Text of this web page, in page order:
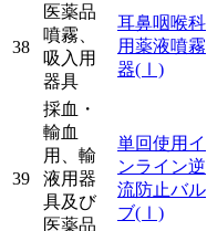
38
医薬品
噴霧、
吸入用
器具
耳鼻咽喉科
用薬液噴霧
器(Ⅰ)
39
採血・
輸血
用、輸
液用器
具及び
医薬品
単回使用イ
ンライン逆
流防止バル
ブ(Ⅰ)